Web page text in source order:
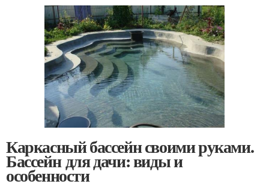
Каркасный бассейн своими руками.
Бассейн для дачи: виды и
особенности